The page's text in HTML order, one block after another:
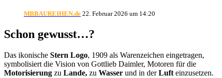
MBBAUREIHEN.de 22. Februar 2026 um 14:20
Schon gewusst…?
Das ikonische Stern Logo, 1909 als Warenzeichen eingetragen,
symbolisiert die Vision von Gottlieb Daimler, Motoren für die
Motorisierung zu Lande, zu Wasser und in derLuft einzusetzen.